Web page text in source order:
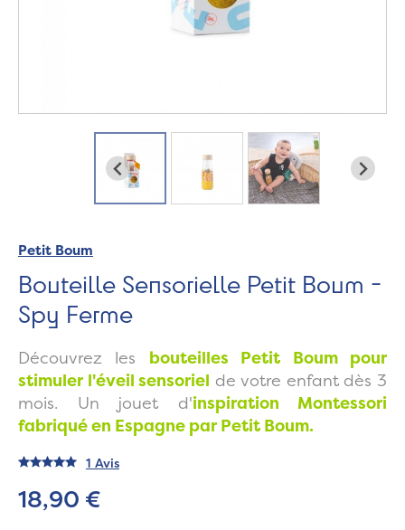
Petit Boum
Bouteille Sensorielle Petit Boum -
Spy Ferme
Découvrez les bouteilles Petit Boum pour
stimuler l'éveil sensoriel de votre enfant dès 3
mois. Un jouet d'inspiration Montessori
fabriqué en Espagne par Petit Boum.
1 Avis
18,90 €